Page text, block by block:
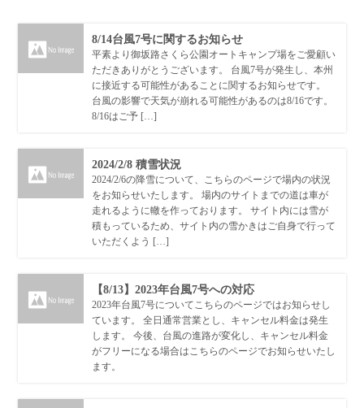
8/14台風7号に関するお知らせ
平素より御坂路さくら公園オートキャンプ場をご愛顧い
ただきありがとうございます。 台風7号が発生し、本州
に接近する可能性があることに関するお知らせです。
台風の影響で天気が崩れる可能性があるのは8/16です。
8/16はご予 […]
2024/2/8 積雪状況
2024/2/6の降雪について、こちらのページで場内の状況
をお知らせいたします。 場内のサイトまでの道は車が
走れるように轍を作っております。 サイト内には雪が
積もっているため、サイト内の雪かきはご自身で行って
いただくよう […]
【8/13】2023年台風7号への対応
2023年台風7号についてこちらのページではお知らせし
ています。 全日通常営業とし、キャンセル料金は発生
します。 今後、台風の進路が変化し、キャンセル料金
がフリーになる場合はこちらのページでお知らせいたし
ます。